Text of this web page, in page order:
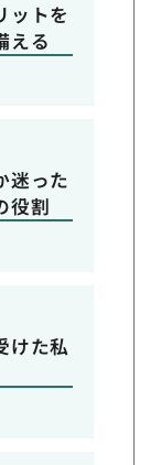
ットを
える
迷った
役割
けた私